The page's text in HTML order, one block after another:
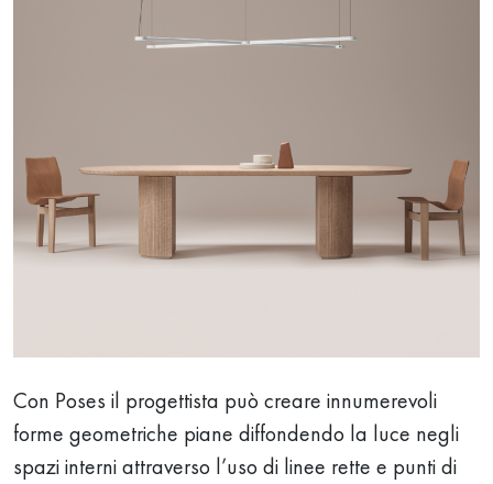
Con Poses il progettista può creare innumerevoli
forme geometriche piane diffondendo la luce negli
spazi interni attraverso l’uso di linee rette e punti di